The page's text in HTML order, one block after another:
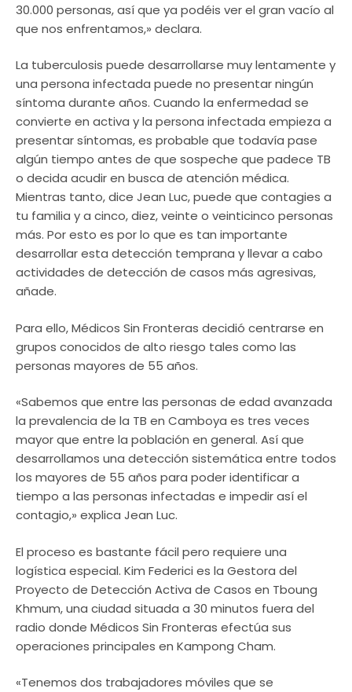
30.000 personas, así que ya podéis ver el gran vacío al
que nos enfrentamos,» declara.
La tuberculosis puede desarrollarse muy lentamente y
una persona infectada puede no presentar ningún
síntoma durante años. Cuando la enfermedad se
convierte en activa y la persona infectada empieza a
presentar síntomas, es probable que todavía pase
algún tiempo antes de que sospeche que padece TB
o decida acudir en busca de atención médica.
Mientras tanto, dice Jean Luc, puede que contagies a
tu familia y a cinco, diez, veinte o veinticinco personas
más. Por esto es por lo que es tan importante
desarrollar esta detección temprana y llevar a cabo
actividades de detección de casos más agresivas,
añade.
Para ello, Médicos Sin Fronteras decidió centrarse en
grupos conocidos de alto riesgo tales como las
personas mayores de 55 años.
«Sabemos que entre las personas de edad avanzada
la prevalencia de la TB en Camboya es tres veces
mayor que entre la población en general. Así que
desarrollamos una detección sistemática entre todos
los mayores de 55 años para poder identificar a
tiempo a las personas infectadas e impedir así el
contagio,» explica Jean Luc.
El proceso es bastante fácil pero requiere una
logística especial. Kim Federici es la Gestora del
Proyecto de Detección Activa de Casos en Tboung
Khmum, una ciudad situada a 30 minutos fuera del
radio donde Médicos Sin Fronteras efectúa sus
operaciones principales en Kampong Cham.
«Tenemos dos trabajadores móviles que se